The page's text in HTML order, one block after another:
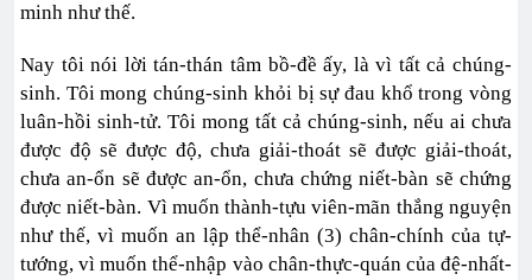
minh như thế.
Nay tôi nói lời tán-thán tâm bồ-đề ấy, là vì tất cả chúng-
sinh. Tôi mong chúng-sinh khỏi bị sự đau khổ trong vòng
luân-hồi sinh-tử. Tôi mong tất cả chúng-sinh, nếu ai chưa
được độ sẽ được độ, chưa giải-thoát sẽ được giải-thoát,
chưa an-ổn sẽ được an-ổn, chưa chứng niết-bàn sẽ chứng
được niết-bàn. Vì muốn thành-tựu viên-mãn thắng nguyện
như thế, vì muốn an lập thể-nhân (3) chân-chính của tự-
tướng, vì muốn thể-nhập vào chân-thực-quán của đệ-nhất-